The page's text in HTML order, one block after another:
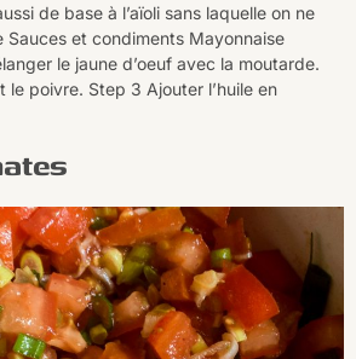
de base à l’aïoli sans laquelle on ne
et condiments Mayonnaise
le jaune d’oeuf avec la moutarde.
le poivre. Step 3 Ajouter l’huile en